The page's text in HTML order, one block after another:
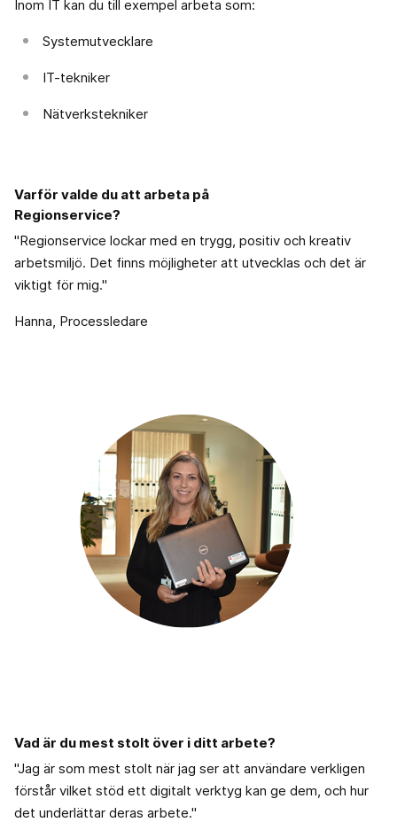
Inom IT kan du till exempel arbeta som:
Systemutvecklare
IT-tekniker
Nätverkstekniker
Varför valde du att arbeta på
Regionservice?
"Regionservice lockar med en trygg, positiv och kreativ
arbetsmiljö. Det finns möjligheter att utvecklas och det är
viktigt för mig."
Hanna, Processledare
Vad är du mest stolt över i ditt arbete?
"Jag är som mest stolt när jag ser att användare verkligen
förstår vilket stöd ett digitalt verktyg kan ge dem, och hur
det underlättar deras arbete."